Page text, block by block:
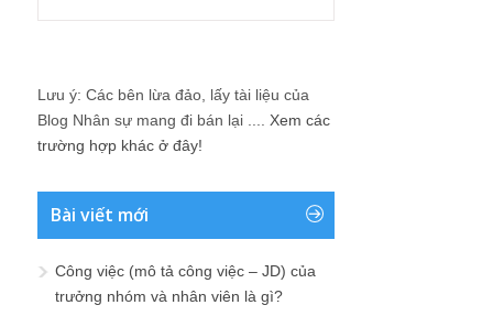
Lưu ý: Các bên lừa đảo, lấy tài liệu của
Blog Nhân sự mang đi bán lại .... Xem các
trường hợp khác ở đây!
Bài viết mới
Công việc (mô tả công việc – JD) của
trưởng nhóm và nhân viên là gì?